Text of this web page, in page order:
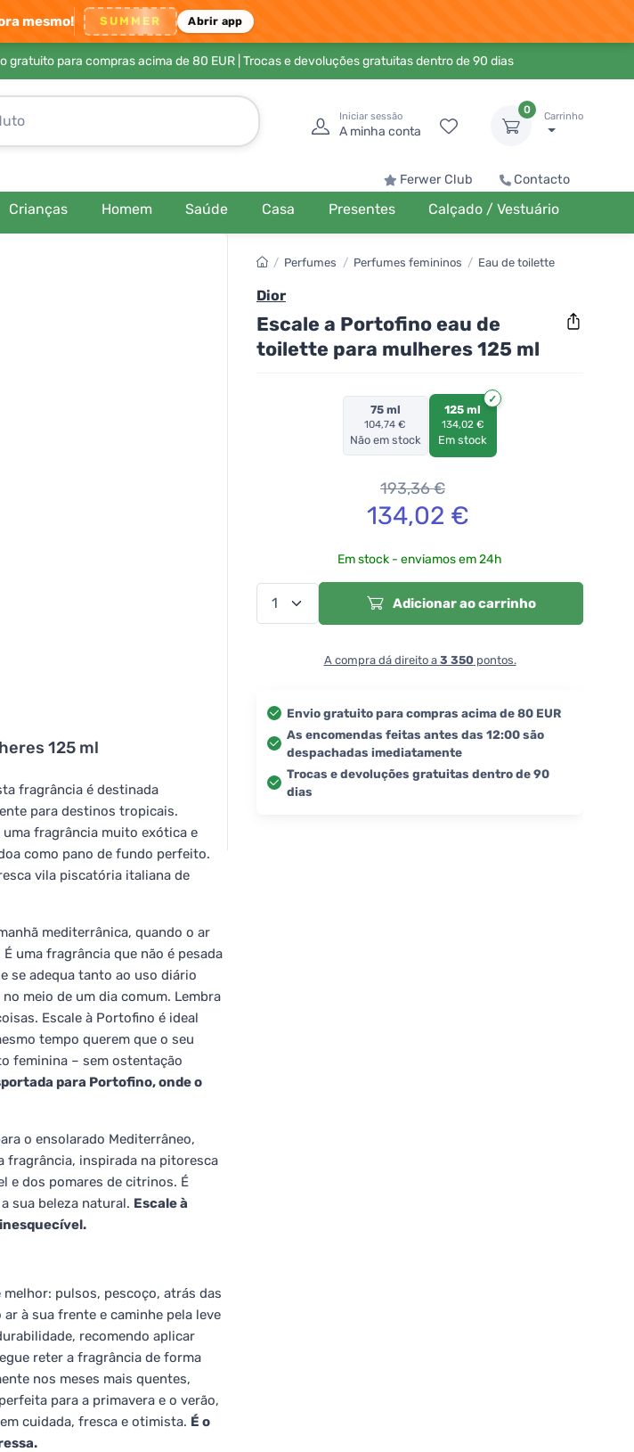
mesmo! SUMMER Abrir app
gratuito para compras acima de 80 EUR| Trocas e devoluções gratuitas dentro de 90 dias
Iniciar sessão
A minha conta
0
Carrinho
Ferwer Club Contacto
Crianças Homem Saúde Casa Presentes Calçado / Vestuário
125 ml
fragrância é destinada
para destinos tropicais.
uma fragrância muito exótica e
como pano de fundo perfeito.
vila piscatória italiana de
mediterrânica, quando o ar
uma fragrância que não é pesada
se adequa tanto ao uso diário
meio de um dia comum. Lembra
Escale à Portofino é ideal
tempo querem que o seu
feminina – sem ostentação
para Portofino, onde o
o ensolarado Mediterrâneo,
fragrância, inspirada na pitoresca
e dos pomares de citrinos. É
sua beleza natural. Escale à
pulsos, pescoço, atrás das
à sua frente e caminhe pela leve
recomendo aplicar
reter a fragrância de forma
nos meses mais quentes,
para a primavera e o verão,
cuidada, fresca e otimista. É o
/ Perfumes / Perfumes femininos / Eau de toilette
Dior
Escale a Portofino eau de
toilette para mulheres 125 ml
75 ml
104,74 €
Não em stock
125 ml
134,02 €
Em stock
193,36€
134,02 €
Em stock - enviamos em 24h
Adicionar ao carrinho
A compra dá direito a 3 350pontos.
Envio gratuito para compras acima de 80 EUR
As encomendas feitas antes das 12:00 são
despachadas imediatamente
Trocas e devoluções gratuitas dentro de 90
dias